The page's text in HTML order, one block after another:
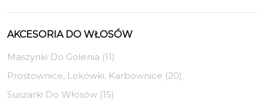
AKCESORIA DO WŁOSÓW
Maszynki Do Golenia (11)
Prostownice, Lokówki, Karbownice (20)
Suszarki Do Włosów (15)